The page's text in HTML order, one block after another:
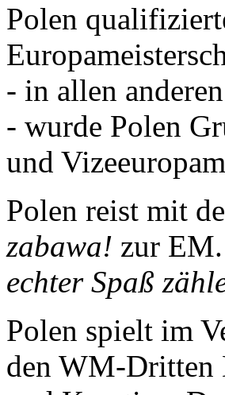
Polen
- in allen
- wurde Polen
und
Polen reist mit
zabawa! zur
echter Spaß
Polen spielt im
den WM-Dritten